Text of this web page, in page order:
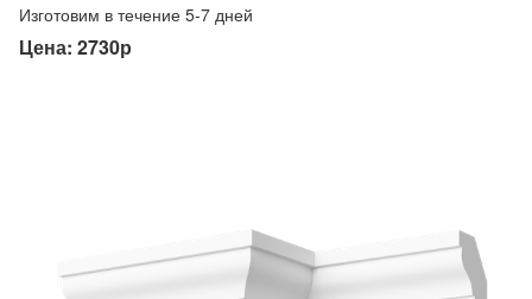
Изготовим в течение 5-7 дней
Цена: 2730р